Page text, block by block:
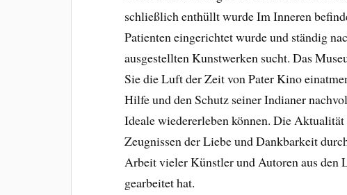
schließlich enthüllt wurde Im Inneren
Patienten eingerichtet wurde und ständig
ausgestellten Kunstwerken sucht. Das
Sie die Luft der Zeit von Pater Kino
Hilfe und den Schutz seiner Indianer
Ideale wiedererleben können. Die
Zeugnissen der Liebe und Dankbarkeit
Arbeit vieler Künstler und Autoren aus den
gearbeitet hat.